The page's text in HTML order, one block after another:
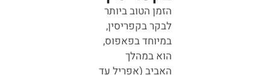
הזמן הטוב ביותר
לבקר בקפריסין,
במיוחד בפאפוס,
הוא במהלך
האביב (אפריל עד